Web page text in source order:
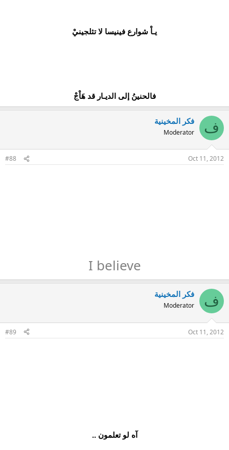
يـاْ شوارع فينيسا لا تثلجينيْ
فالحنينُ إلى الديـار قد هَاْجْ
ف فكر المخينية
Moderator
Oct 11, 2012
#88
I believe
ف فكر المخينية
Moderator
Oct 11, 2012
#89
آه لو تعلمون ..